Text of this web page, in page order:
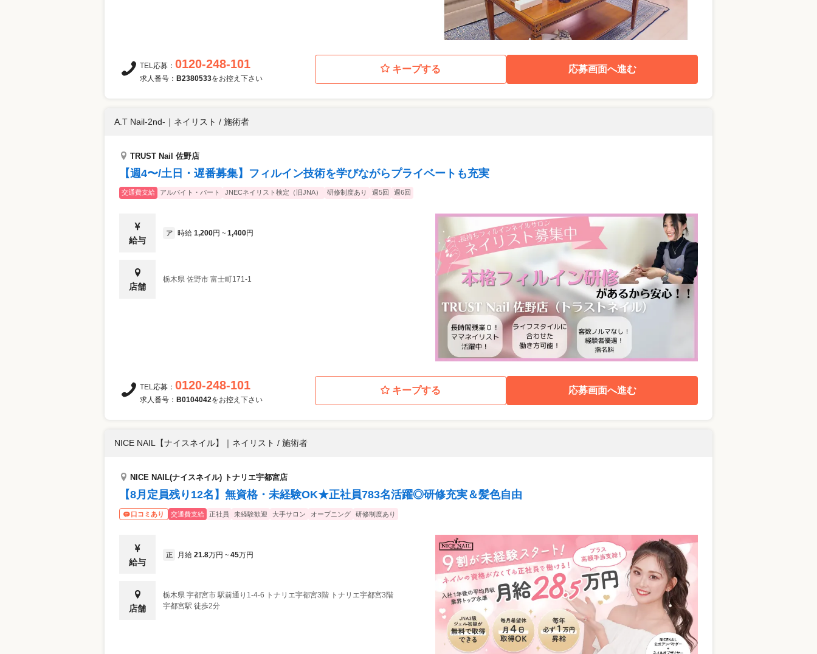
キープする 応募画面へ進む
TEL応募： 0120-248-101
求人番号： B2380533をお控え下さい
A.T Nail-2nd- ｜ ネイリスト / 施術者
TRUST Nail 佐野店
【週4〜/土日・遅番募集】フィルイン技術を学びながらプライベートも充実
交通費支給 アルバイト・パート JNECネイリスト検定（旧JNA） 研修制度あり 週5回 週6回
給与
ア 時給 1,200円 ~ 1,400円
店舗
栃木県 佐野市 富士町171-1
キープする 応募画面へ進む
TEL応募： 0120-248-101
求人番号： B0104042をお控え下さい
NICE NAIL【ナイスネイル】 ｜ ネイリスト / 施術者
NICE NAIL(ナイスネイル) トナリエ宇都宮店
【8月定員残り12名】無資格・未経験OK★正社員783名活躍◎研修充実＆髪色自由
口コミあり 交通費支給 正社員 未経験歓迎 大手サロン オープニング 研修制度あり
給与
正 月給 21.8万円 ~ 45万円
店舗
栃木県 宇都宮市 駅前通り1-4-6 トナリエ宇都宮3階 トナリエ宇都宮3階
宇都宮駅 徒歩2分